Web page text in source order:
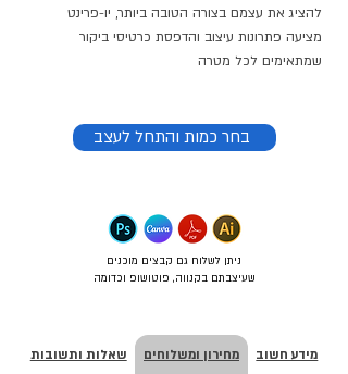
להציג את עצמם בצורה הטובה ביותר, יו-פרינט
מציעה פתרונות עיצוב והדפסת כרטיסי ביקור
שמתאימים לכל מטרה
בחר כמות והתחל לעצב
ניתן לשלוח גם קבצים מוכנים
שעיצבתם בקנווה, פוטושופ וכדומה
מידע חשוב מחירון ומשלוחים שאלות ותשובות